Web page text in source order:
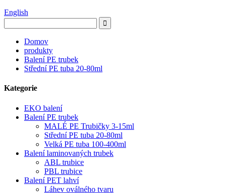
English
Domov
produkty
Balení PE trubek
Střední PE tuba 20-80ml
Kategorie
EKO balení
Balení PE trubek
MALÉ PE Trubičky 3-15ml
Střední PE tuba 20-80ml
Velká PE tuba 100-400ml
Balení laminovaných trubek
ABL trubice
PBL trubice
Balení PET lahví
Láhev oválného tvaru